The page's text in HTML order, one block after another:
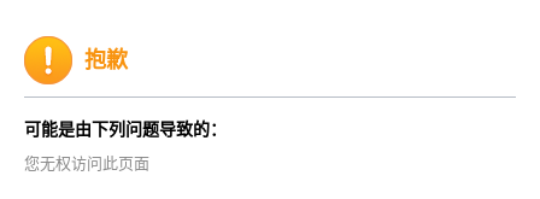
抱歉
可能是由下列问题导致的：
您无权访问此页面